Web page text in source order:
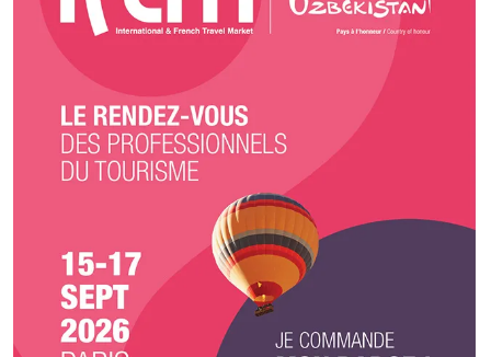
solution prestation repas et services adaptée à vos envies et votre
budget.